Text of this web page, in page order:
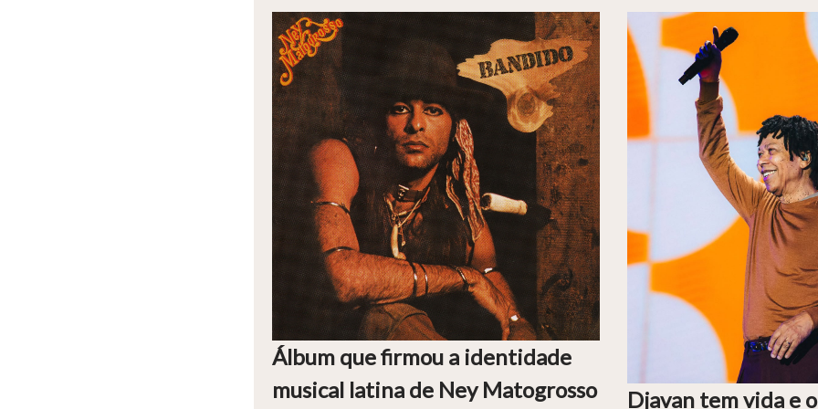
Álbum que firmou a identidade
musical latina de Ney Matogrosso
Djavan tem vida e